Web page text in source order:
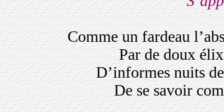
Comme un fardeau
Par de doux
D’informes nuits
De se savoir